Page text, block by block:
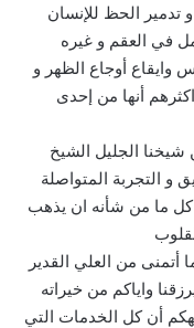
تدمير الحظ للإنسان
في العقم و غيره
أوجاع الظهر و
أنها من إحدى
شيخنا الجليل الشيخ
و التجربة المتواصلة
كل ما من شأنه ان يذهب
أتمنى من العلي القدير
واياكم من خيراته
أن كل الخدمات التي